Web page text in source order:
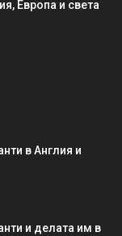
Европа и света
в Англия и
и делата им в